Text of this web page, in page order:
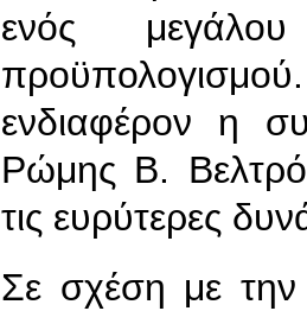
ενός
ενδιαφέρον η
Ρώμης Β.
τις ευρύτερες
Σε σχέση με